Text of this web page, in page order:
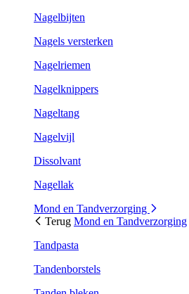
Nagelbijten
Nagels versterken
Nagelriemen
Nagelknippers
Nageltang
Nagelvijl
Dissolvant
Nagellak
Mond en Tandverzorging
Terug Mond en Tandverzorging
Tandpasta
Tandenborstels